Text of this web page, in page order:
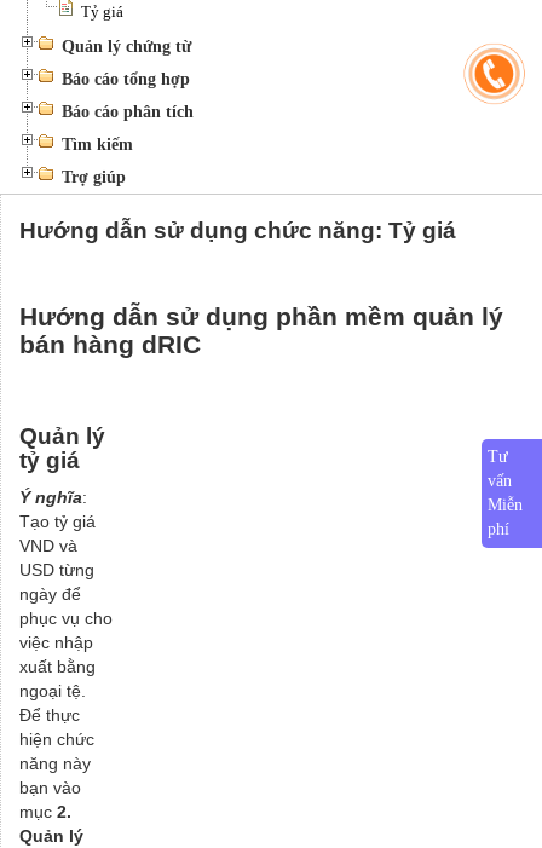
Tỷ giá
Quản lý chứng từ
Báo cáo tổng hợp
Báo cáo phân tích
Tìm kiếm
Trợ giúp
Hướng dẫn sử dụng chức năng: Tỷ giá
Hướng dẫn sử dụng phần mềm quản lý
bán hàng dRIC
Quản lý
tỷ giá
Ý nghĩa:
Tạo tỷ giá
VND và
USD từng
ngày để
phục vụ cho
việc nhập
xuất bằng
ngoại tệ.
Để thực
hiện chức
năng này
bạn vào
mục 2.
Quản lý
Tư
vấn
Miễn
phí